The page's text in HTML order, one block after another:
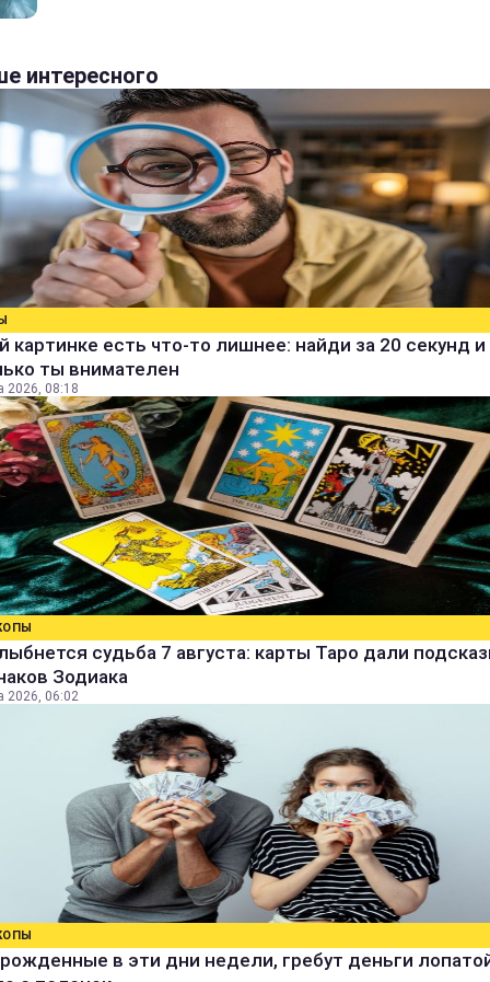
интересного
картинке есть что-то лишнее: найди за 20 секунд и
ты внимателен
2026, 08:18
судьба 7 августа: карты Таро дали
Зодиака
2026, 06:02
в эти дни недели, гребут деньги